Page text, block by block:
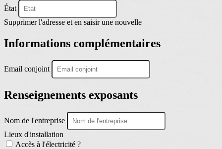
État
Supprimer l'adresse et en saisir une nouvelle
Informations complémentaires
Email conjoint
Renseignements exposants
Nom de l'entreprise
Lieux d'installation
Accès à l'électricité ?